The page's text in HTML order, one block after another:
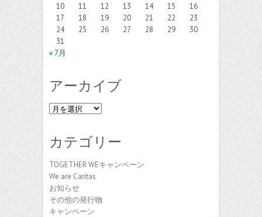
10
11 12 13 14 15
16
17
18 19 20 21 22
23
24
25 26 27 28 29
30
31
« 7月
アーカイブ
ア
イ
カテゴリー
TOGETHER WEキャンペーン
We are Caritas
お知らせ
その他の発行物
キャンペーン